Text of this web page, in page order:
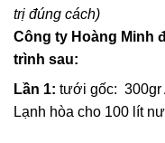
trị đúng cách)
Công ty Hoàng Minh
trình sau:
Lần 1: tưới gốc: 300gr
Lạnh hòa cho 100 lít